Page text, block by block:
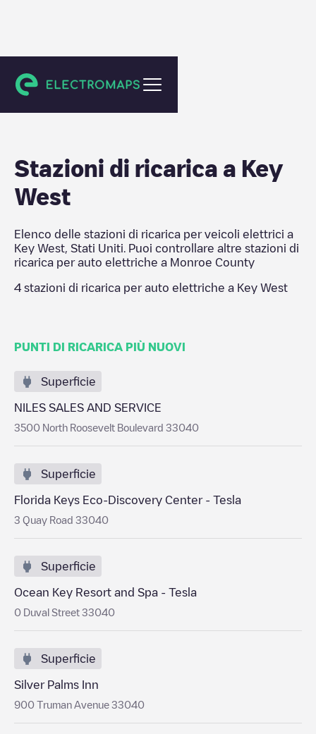
Monroe County
Stazioni di ricarica a Key
West
Elenco delle stazioni di ricarica per veicoli elettrici a
Key West Stati Uniti . Puoi controllare altre stazioni di
ricarica per auto elettriche a Monroe County
4 stazioni di ricarica per auto elettriche a Key West
PUNTI DI RICARICA PIÙ NUOVI
Superficie
NILES SALES AND SERVICE
3500 North Roosevelt Boulevard 33040
Superficie
Florida Keys Eco-Discovery Center - Tesla
3 Quay Road 33040
Superficie
Ocean Key Resort and Spa - Tesla
0 Duval Street 33040
Superficie
Silver Palms Inn
900 Truman Avenue 33040